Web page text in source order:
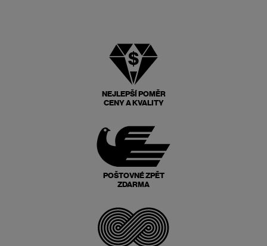
NEJLEPŠÍ POMĚR
CENY A KVALITY
POŠTOVNÉ ZPĚT
ZDARMA